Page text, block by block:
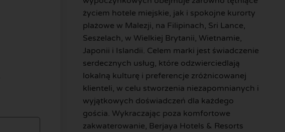
życiem hotele miejskie, jak i spokojne kurorty
plażowe w Malezji, na Filipinach, Sri Lance,
Seszelach, w Wielkiej Brytanii, Wietnamie,
Japonii i Islandii. Celem marki jest świadczenie
serdecznych usług, które odzwierciedlają
lokalną kulturę i preferencje zróżnicowanej
klienteli, w celu stworzenia niezapomnianych i
wyjątkowych doświadczeń dla każdego
gościa. Wykraczając poza komfortowe
zakwaterowanie, Berjaya Hotels & Resorts